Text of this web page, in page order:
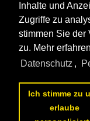
Inhalte und
Zugriffe zu
stimmen Sie der
zu. Mehr
Datenschutz ,
Ich stimme zu
erlaube